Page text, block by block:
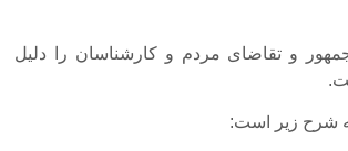
100 روزه رئیس جمهور و تقاضای مردم و کارشناسان را دلیل
شرح زیر است: